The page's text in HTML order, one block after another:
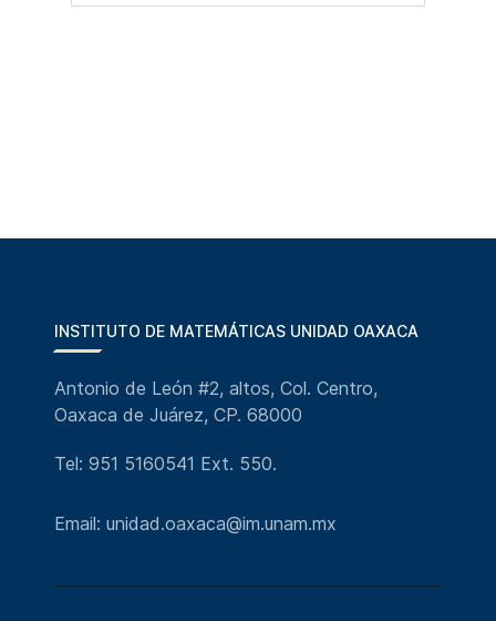
INSTITUTO DE MATEMÁTICAS UNIDAD OAXACA
Antonio de León #2, altos, Col. Centro,
Oaxaca de Juárez, CP. 68000
Tel: 951 5160541 Ext. 550.
Email: unidad.oaxaca@im.unam.mx